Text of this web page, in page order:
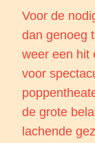
Voor de
dan genoeg
weer een hit
voor
de grote
lachende